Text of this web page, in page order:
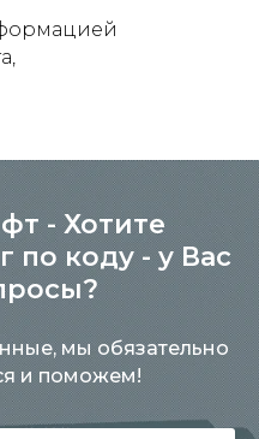
- Хотите
по коду - у Вас
мы обязательно
и поможем!